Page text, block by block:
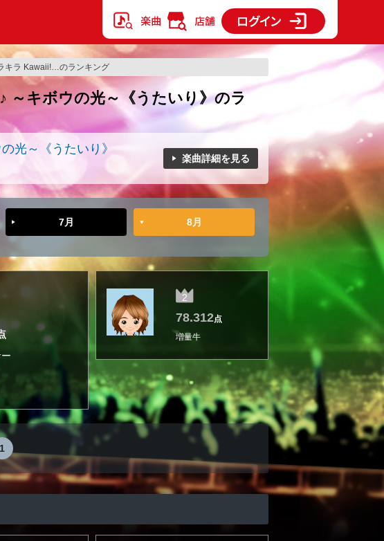
キラ Kawaii!…のランキング
～キボウの光～《うたいり》のラ
光～《うたいり》
楽曲詳細を見る
7月 8月
2
78.312点
増量牛
1